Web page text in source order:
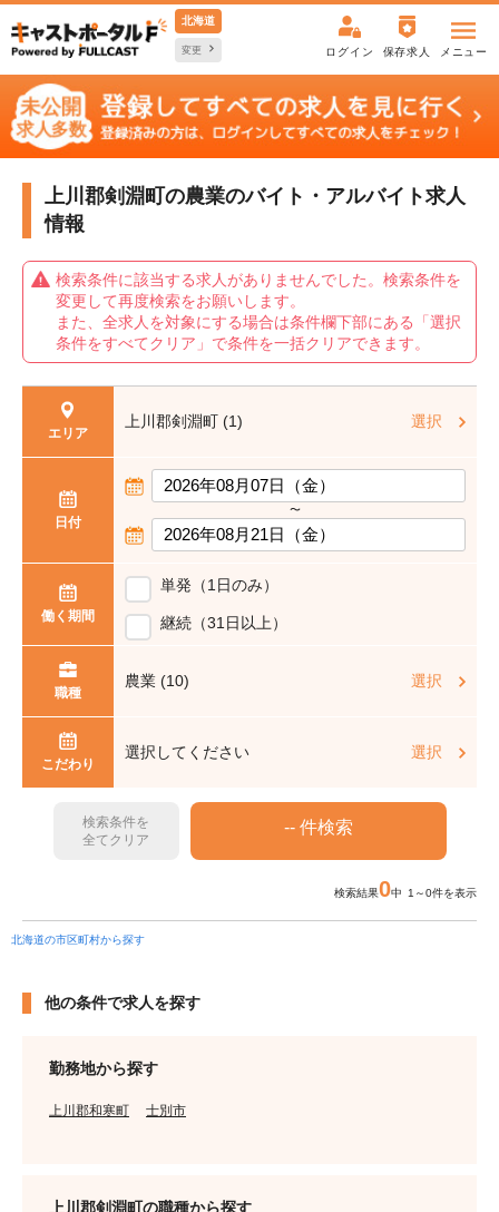
北海道
変更 ログイン 保存求人 メニュー
上川郡剣淵町の農業のバイト・アルバイト求人
情報
検索条件に該当する求人がありませんでした。検索条件を
変更して再度検索をお願いします。
また、全求人を対象にする場合は条件欄下部にある「選択
条件をすべてクリア」で条件を一括クリアできます。
エリア
上川郡剣淵町 (1) 選択
日付
〜
働く期間
単発（1日のみ）
継続（31日以上）
職種
農業 (10) 選択
こだわり
選択してください 選択
検索条件を
全てクリア
検索結果0中 1～0件を表示
北海道の市区町村から探す
他の条件で求人を探す
勤務地から探す
上川郡和寒町 士別市
上川郡剣淵町の職種から探す